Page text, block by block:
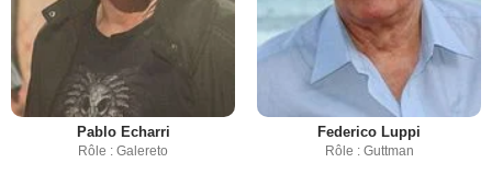
Pablo Echarri
Rôle : Galereto
Federico Luppi
Rôle : Guttman